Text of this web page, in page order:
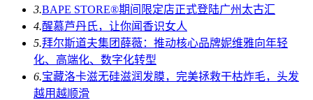
3.BAPE STORE®期间限定店正式登陆广州太古汇
4.醒慕芦丹氏，让你闻香识女人
5.拜尔斯道夫集团薛薇：推动核心品牌妮维雅向年轻
化、高端化、数字化转型
6.宝藏洛卡滋无硅滋润发膜，完美拯救干枯炸毛，头发
越用越顺滑